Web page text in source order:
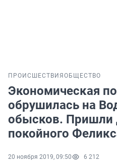
ПРОИСШЕСТВИЯ ОБЩЕСТВО
Экономическая
обрушилась на
обысков. Пришли
покойного
20 ноября 2019, 09:50 6 212